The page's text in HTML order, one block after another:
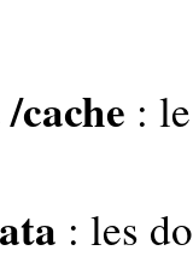
cache :
: les